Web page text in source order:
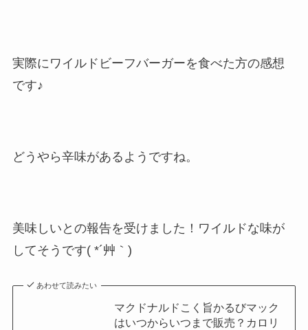
実際にワイルドビーフバーガーを食べた方の感想
です♪
どうやら辛味があるようですね。
美味しいとの報告を受けました！ワイルドな味が
してそうです( *´艸｀)
あわせて読みたい
マクドナルドこく旨かるびマック
はいつからいつまで販売？カロリ